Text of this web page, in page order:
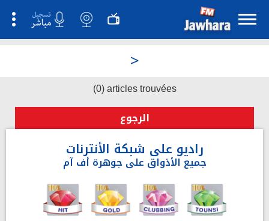
>
(0) articles trouvées
الرجوع
راديو على شبكة الأنترنات
جميع الأذواق على جوهرة أف آم